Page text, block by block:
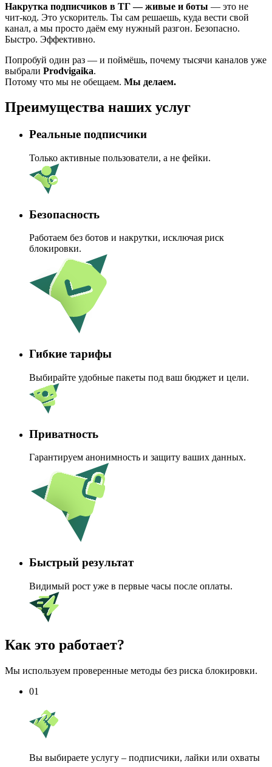
Накрутка подписчиков в ТГ — живые и боты — это не
чит-код. Это ускоритель. Ты сам решаешь, куда вести свой
канал, а мы просто даём ему нужный разгон. Безопасно.
Быстро. Эффективно.
Попробуй один раз — и поймёшь, почему тысячи каналов уже
выбрали Prodvigaika.
Потому что мы не обещаем. Мы делаем.
Преимущества наших услуг
Реальные подписчики
Только активные пользователи, а не фейки.
Безопасность
Работаем без ботов и накрутки, исключая риск
блокировки.
Гибкие тарифы
Выбирайте удобные пакеты под ваш бюджет и цели.
Приватность
Гарантируем анонимность и защиту ваших данных.
Быстрый результат
Видимый рост уже в первые часы после оплаты.
Как это работает?
Мы используем проверенные методы без риска блокировки.
01
Вы выбираете услугу – подписчики, лайки или охваты